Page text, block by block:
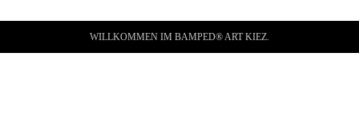
WILLKOMMEN IM BAMPED® ART KIEZ.